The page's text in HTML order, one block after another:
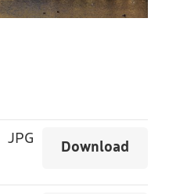
JPG
Download